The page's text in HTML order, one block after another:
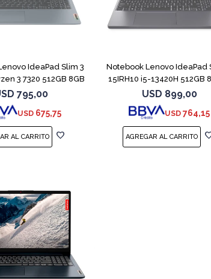
IdeaPad Slim 3
3 7320 512GB 8GB
795,00
USD 675,75
Notebook Lenovo IdeaPad
15IRH10 i5-13420H 512GB
USD 899,00
USD 764,15